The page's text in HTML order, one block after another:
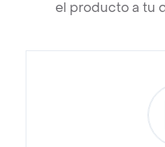
el producto a tu